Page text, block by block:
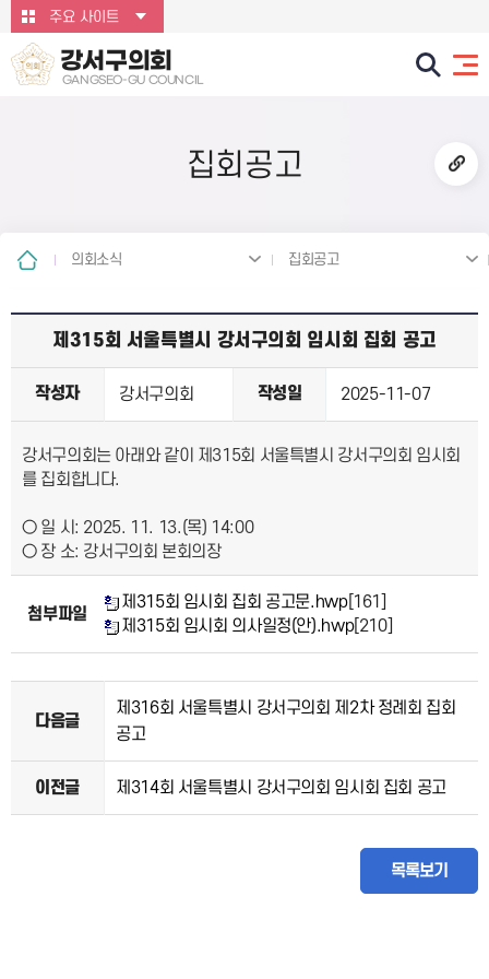
본문바로가기주요 사이트
강서구의회
GANGSEO-GU COUNCIL
집회공고
의회소식 집회공고
제315회 서울특별시 강서구의회 임시회 집회 공고
작성자 강서구의회 작성일 2025-11-07
강서구의회는 아래와 같이 제315회 서울특별시 강서구의회 임시회
를 집회합니다.
○ 일 시: 2025. 11. 13.(목) 14:00
○ 장 소: 강서구의회 본회의장
첨부파일
제315회 임시회 집회 공고문.hwp[161]
제315회 임시회 의사일정(안).hwp[210]
다음글
제316회 서울특별시 강서구의회 제2차 정례회 집회
공고
이전글 제314회 서울특별시 강서구의회 임시회 집회 공고
목록보기